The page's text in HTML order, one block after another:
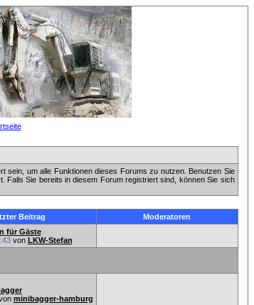
sein, um alle Funktionen dieses Forums zu nutzen. Benutzen Sie
Sie bereits in diesem Forum registriert sind, können Sie sich
Beitrag Moderatoren
für Gäste
von LKW-Stefan
minibagger-hamburg